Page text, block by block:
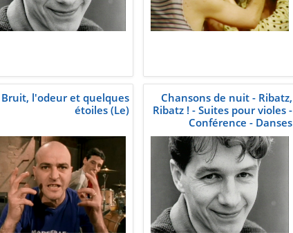
Chansons de nuit - Ribatz,
Ribatz ! - Suites pour violes -
Conférence - Danses
blanches (vol. 1)
Bruit, l'odeur et quelques
étoiles (Le)